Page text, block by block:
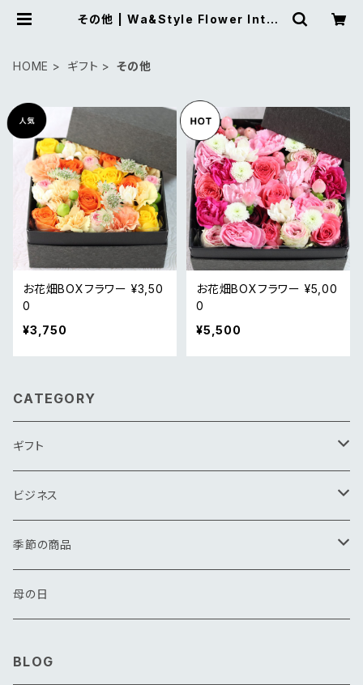
その他 | Wa&Style Flower Interi
HOME ギフト その他
お花畑BOXフラワー ¥3,50
0
¥3,750
お花畑BOXフラワー ¥5,00
0
¥5,500
CATEGORY
ギフト
花束
アレンジメント
その他
ビジネス
花束
アレンジメント
季節の商品
春
母の日
BLOG